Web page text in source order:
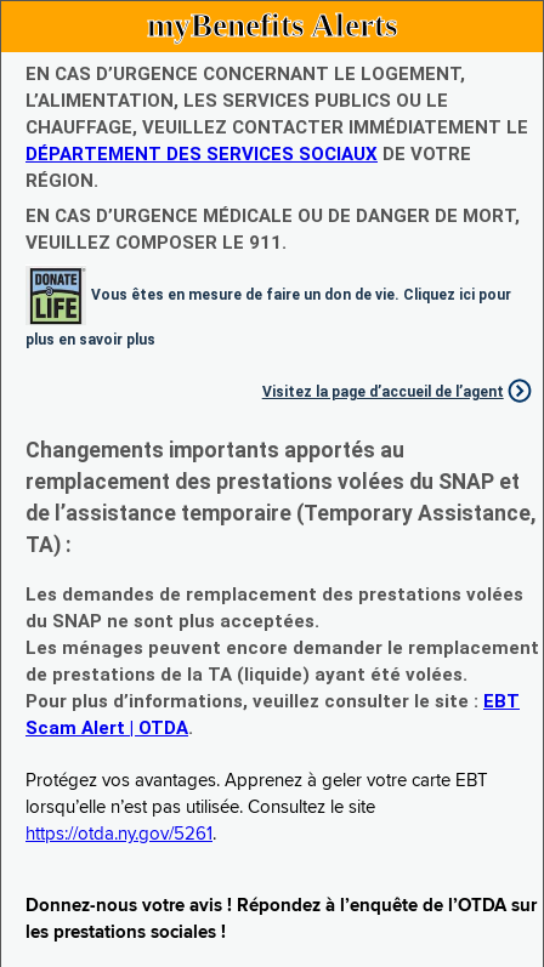
myBenefits Alerts
EN CAS D’URGENCE CONCERNANT LE LOGEMENT,
L’ALIMENTATION, LES SERVICES PUBLICS OU LE
CHAUFFAGE, VEUILLEZ CONTACTER IMMÉDIATEMENT LE
DÉPARTEMENT DES SERVICES SOCIAUX DE VOTRE
RÉGION.
EN CAS D’URGENCE MÉDICALE OU DE DANGER DE MORT,
VEUILLEZ COMPOSER LE 911.
Vous êtes en mesure de faire un don de vie. Cliquez ici pour
plus en savoir plus
Visitez la page d’accueil de l’agent
Changements importants apportés au
remplacement des prestations volées du SNAP et
de l’assistance temporaire (Temporary Assistance,
TA) :
Les demandes de remplacement des prestations volées
du SNAP ne sont plus acceptées.
Les ménages peuvent encore demander le remplacement
de prestations de la TA (liquide) ayant été volées.
Pour plus d’informations, veuillez consulter le site : EBT
Scam Alert | OTDA.
Protégez vos avantages. Apprenez à geler votre carte EBT
lorsqu’elle n’est pas utilisée. Consultez le site
https://otda.ny.gov/5261 .
Donnez-nous votre avis ! Répondez à l’enquête de l’OTDA sur
les prestations sociales !